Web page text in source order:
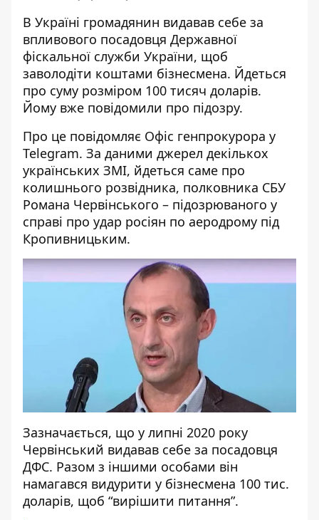
В Україні громадянин видавав себе за
впливового посадовця Державної
фіскальної служби України, щоб
заволодіти коштами бізнесмена. Йдеться
про суму розміром 100 тисяч доларів.
Йому вже повідомили про підозру.
Про це повідомляє Офіс генпрокурора у
Telegram. За даними джерел декількох
українських ЗМІ, йдеться саме про
колишнього розвідника, полковника СБУ
Романа Червінського – підозрюваного у
справі про удар росіян по аеродрому під
Кропивницьким.
Зазначається, що у липні 2020 року
Червінський видавав себе за посадовця
ДФС. Разом з іншими особами він
намагався видурити у бізнесмена 100 тис.
доларів, щоб “вирішити питання”.